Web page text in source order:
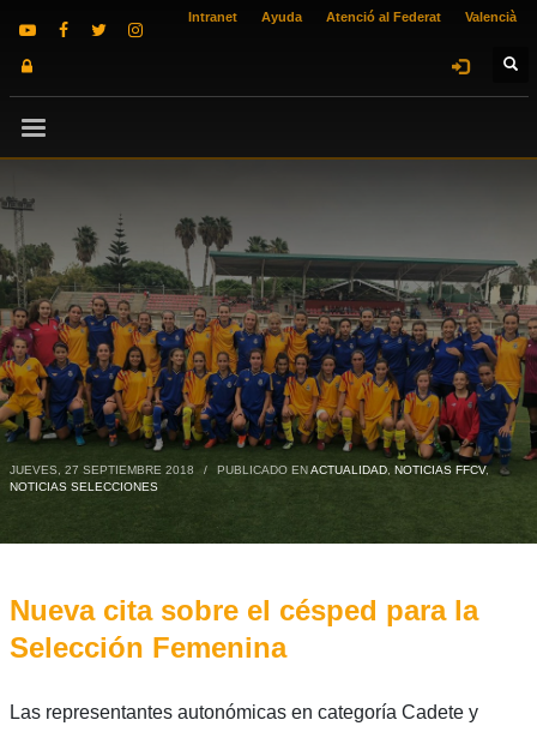
Intranet Ayuda Atenció al Federat Valencià
JUEVES, 27 SEPTIEMBRE 2018 / PUBLICADO ENACTUALIDAD, NOTICIAS FFCV,
NOTICIAS SELECCIONES
Nueva cita sobre el césped para la
Selección Femenina
Las representantes autonómicas en categoría Cadete y